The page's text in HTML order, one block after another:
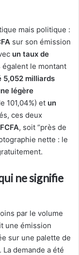
mais politique :
sur son émission
un taux de
le montant
5,052 milliards
légère
101,04%) et un
ces deux
, soit “près de
nette : le
ne signifie
par le volume
une émission
sur une palette de
. La demande a été